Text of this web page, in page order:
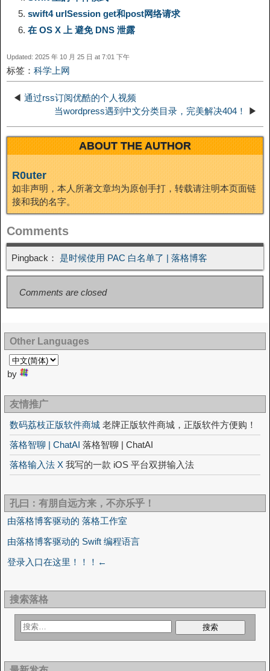
n
k
a
m
e
I
n
swift4 urlSession get和post网络请求
在 OS X 上 避免 DNS 泄露
Updated: 2025 年 10 月 25 日 at 7:01 下午
标签： 科学上网
◀ 通过rss订阅优酷的个人视频
当wordpress遇到中文分类目录，完美解决404！
▶
ABOUT THE AUTHOR
R0uter
如非声明，本人所著文章均为原创手打，转载请注明本页面链
接和我的名字。
Comments
Pingback： 是时候使用 PAC 白名单了 | 落格博客
Comments are closed
Other Languages
by
友情推广
数码荔枝正版软件商城 老牌正版软件商城，正版软件方便购！
落格智聊 | ChatAI 落格智聊 | ChatAI
落格输入法 X 我写的一款 iOS 平台双拼输入法
孔曰：有朋自远方来，不亦乐乎！
由落格博客驱动的 落格工作室
由落格博客驱动的 Swift 编程语言
登录入口在这里！！！←
搜索落格